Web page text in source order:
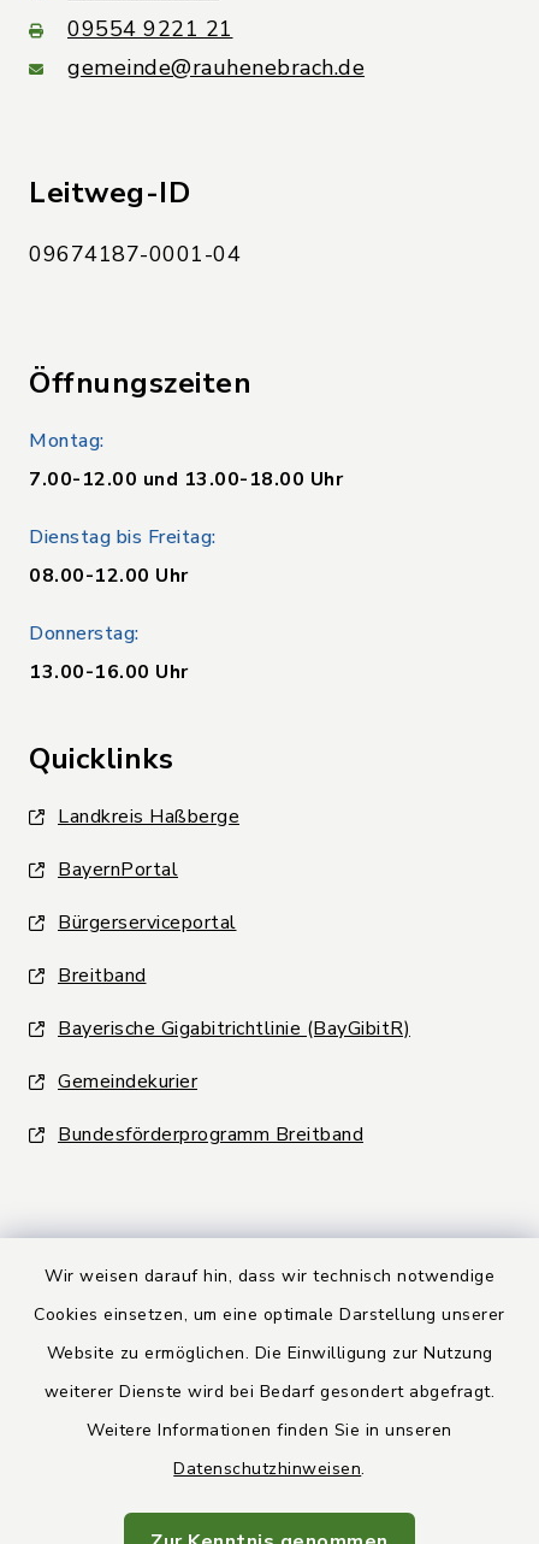
Wir weisen darauf hin, dass wir technisch notwendige
Cookies einsetzen, um eine optimale Darstellung unserer
Website zu ermöglichen. Die Einwilligung zur Nutzung
weiterer Dienste wird bei Bedarf gesondert abgefragt.
Weitere Informationen finden Sie in unseren
Datenschutzhinweisen.
09554 9221 21
gemeinde@rauhenebrach.de
Leitweg-ID
09674187-0001-04
Öffnungszeiten
Montag:
7.00-12.00 und 13.00-18.00 Uhr
Dienstag bis Freitag:
08.00-12.00 Uhr
Donnerstag:
13.00-16.00 Uhr
Quicklinks
Landkreis Haßberge
BayernPortal
Bürgerserviceportal
Breitband
Bayerische Gigabitrichtlinie (BayGibitR)
Gemeindekurier
Bundesförderprogramm Breitband
Kontakt
Datenschutz